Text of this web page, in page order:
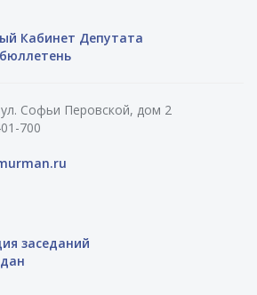
Кабинет Депутата
Софьи Перовской, дом 2
700
заседаний